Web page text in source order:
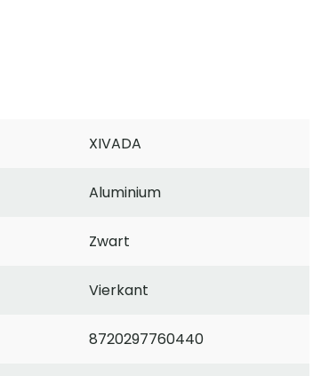
XIVADA
Aluminium
Zwart
Vierkant
8720297760440